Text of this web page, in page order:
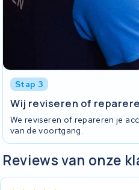
Stap 3
Wij reviseren of
We reviseren of repareren je
van de voortgang.
Reviews van onze